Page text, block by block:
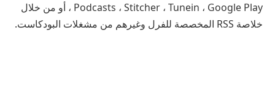
Podcasts ، Stitcher ، Tunein ، Google Play ، أو من خلال
خلاصة RSS المخصصة للفرل وغيرهم من مشغلات البودكاست.